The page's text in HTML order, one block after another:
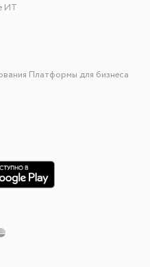
ИТ
Платформы для бизнеса